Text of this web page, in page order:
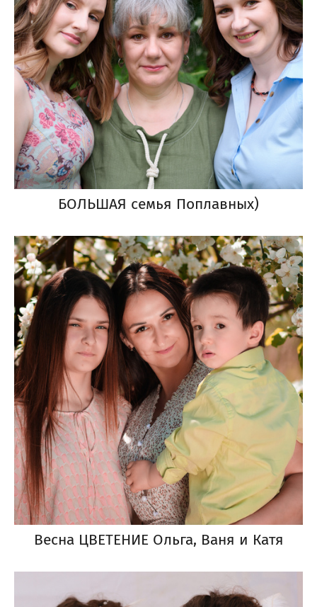
БОЛЬШАЯ семья Поплавных)
Весна ЦВЕТЕНИЕ Ольга, Ваня и Катя